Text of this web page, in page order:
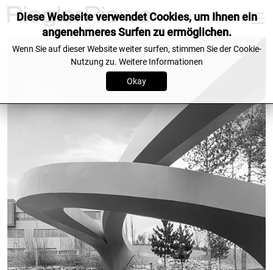
Diese Webseite verwendet Cookies, um Ihnen ein
angenehmeres Surfen zu ermöglichen.
Wenn Sie auf dieser Website weiter surfen, stimmen Sie der Cookie-
Nutzung zu. Weitere Informationen
Okay